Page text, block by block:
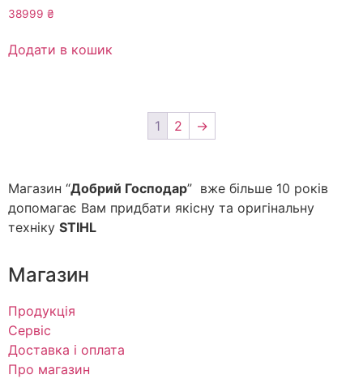
38999 ₴
Додати в кошик
1 2 →
Магазин “Добрий Господар” вже більше 10 років
допомагає Вам придбати якісну та оригінальну
техніку STIHL
Магазин
Продукція
Сервіс
Доставка і оплата
Про магазин